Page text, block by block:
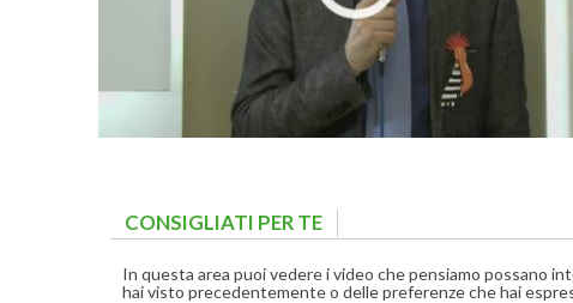
CONSIGLIATI PER TE
In questa area puoi vedere i video che pensiamo possano
hai visto precedentemente o delle preferenze che hai